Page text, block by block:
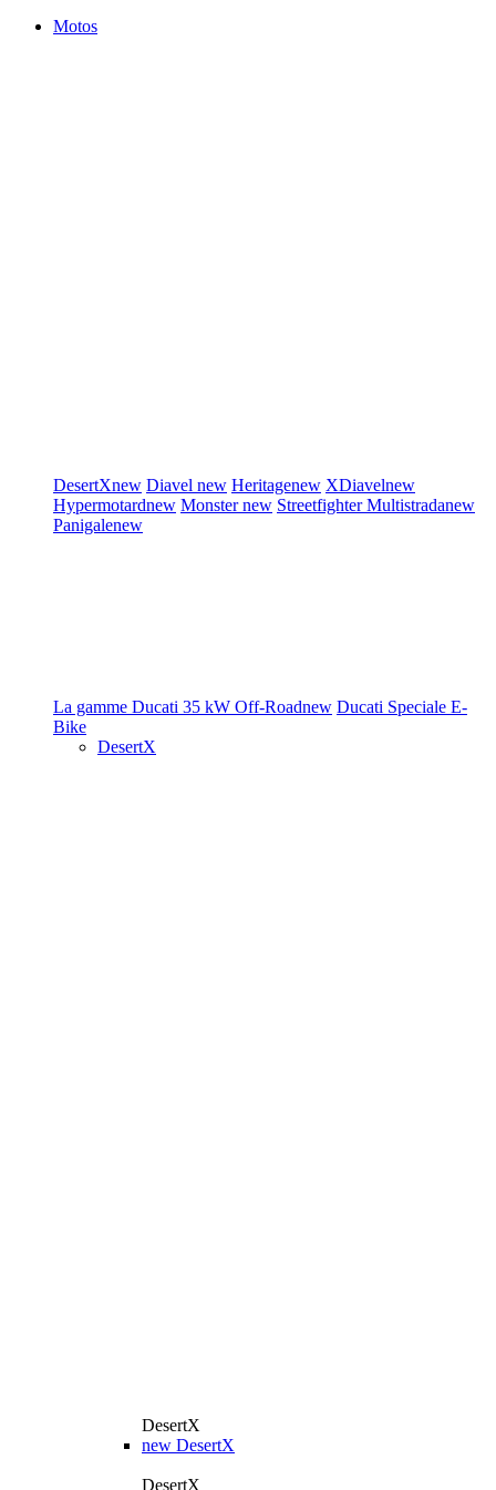
Motos
DesertXnew Diavel new Heritagenew XDiavelnew
Hypermotardnew Monsternew StreetfighterMultistradanew
Panigalenew
La gamme Ducati 35 kW Off-Roadnew Ducati Speciale E-
Bike
DesertX
DesertX
new DesertX
DesertX